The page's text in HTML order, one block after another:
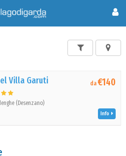
Villa Garuti
(Desenzano)
da€140
Info